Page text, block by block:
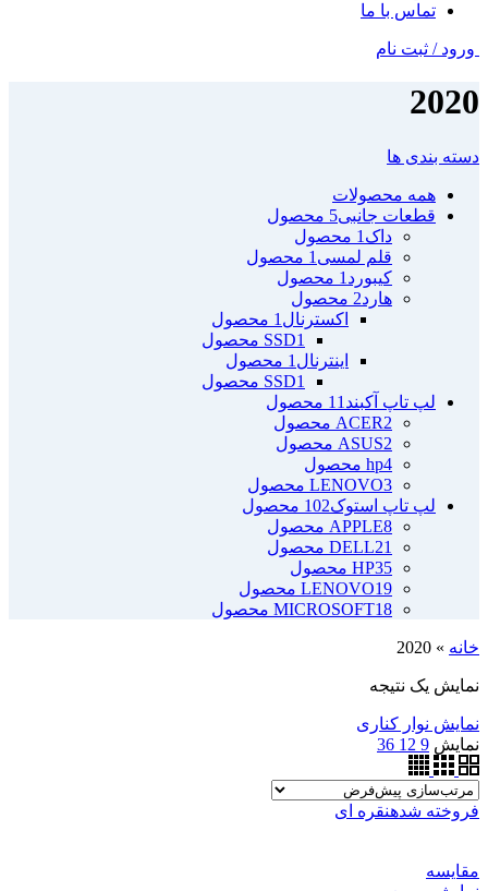
تماس با ما
ورود / ثبت نام
2020
دسته بندی ها
همه محصولات
قطعات جانبی5 محصول
داک 1 محصول
قلم لمسی 1 محصول
کیبورد 1 محصول
هارد2 محصول
اکسترنال 1 محصول
SSD1 محصول
اینترنال 1 محصول
SSD1 محصول
لپ تاپ آکبند 11 محصول
ACER2 محصول
ASUS2 محصول
hp4 محصول
LENOVO3 محصول
لپ تاپ استوک102 محصول
APPLE8 محصول
DELL21 محصول
HP35 محصول
LENOVO19 محصول
MICROSOFT18 محصول
خانه »
2020
نمایش یک نتیجه
نمایش نوار کناری
نمایش 9
12
36
فروخته شدهنقره ای
مقايسه